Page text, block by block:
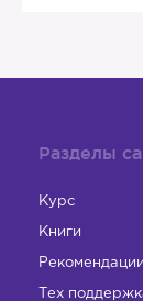
Разделы
Курс
Книги
Рекомендации
Тех